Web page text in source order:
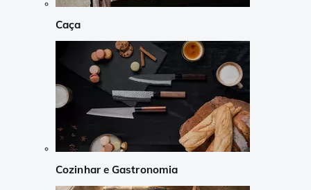
Caça
Cozinhar e Gastronomia